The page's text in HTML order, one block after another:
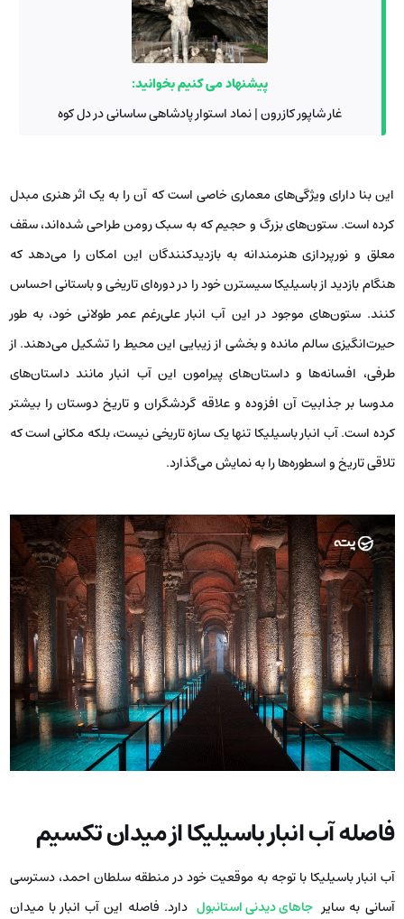
پیشنهاد می کنیم بخوانید:
غار شاپور کازرون | نماد استوار پادشاهی ساسانی در دل کوه
این بنا دارای ویژگی‌های معماری خاصی است که آن را به یک اثر هنری مبدل
کرده است. ستون‌های بزرگ و حجیم که به سبک رومن طراحی شده‌اند، سقف
معلق و نورپردازی هنرمندانه به بازدیدکنندگان این امکان را می‌دهد که
هنگام بازدید از باسیلیکا سیسترن خود را در دوره‌ای تاریخی و باستانی احساس
کنند. ستون‌های موجود در این آب انبار علی‌رغم عمر طولانی خود، به طور
حیرت‌انگیزی سالم مانده و بخشی از زیبایی این محیط را تشکیل می‌دهند. از
طرفی، افسانه‌ها و داستان‌های پیرامون این آب انبار مانند داستان‌های
مدوسا بر جذابیت آن افزوده و علاقه گردشگران و تاریخ دوستان را بیشتر
کرده است. آب انبار باسیلیکا تنها یک سازه تاریخی نیست، بلکه مکانی است که
تلاقی تاریخ و اسطوره‌ها را به نمایش می‌گذارد.
فاصله آب انبار باسیلیکا از میدان تکسیم
آب انبار باسیلیکا با توجه به موقعیت خود در منطقه سلطان احمد، دسترسی
آسانی به سایر جاهای دیدنی استانبول دارد. فاصله این آب انبار با میدان